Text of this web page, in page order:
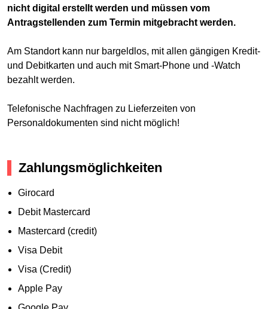
nicht digital erstellt werden und müssen vom
Antragstellenden zum Termin mitgebracht werden.
Am Standort kann nur bargeldlos, mit allen gängigen Kredit-
und Debitkarten und auch mit Smart-Phone und -Watch
bezahlt werden.
Telefonische Nachfragen zu Lieferzeiten von
Personaldokumenten sind nicht möglich!
Zahlungsmöglichkeiten
Girocard
Debit Mastercard
Mastercard (credit)
Visa Debit
Visa (Credit)
Apple Pay